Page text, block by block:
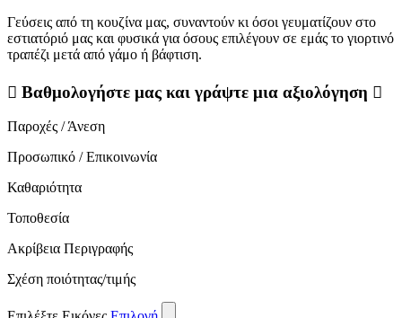
Γεύσεις από τη κουζίνα μας, συναντούν κι όσοι γευματίζουν στο
εστιατόριό μας και φυσικά για όσους επιλέγουν σε εμάς το γιορτινό
τραπέζι μετά από γάμο ή βάφτιση.
Βαθμολογήστε μας και γράψτε μια αξιολόγηση
Παροχές / Άνεση
Προσωπικό / Επικοινωνία
Καθαριότητα
Τοποθεσία
Ακρίβεια Περιγραφής
Σχέση ποιότητας/τιμής